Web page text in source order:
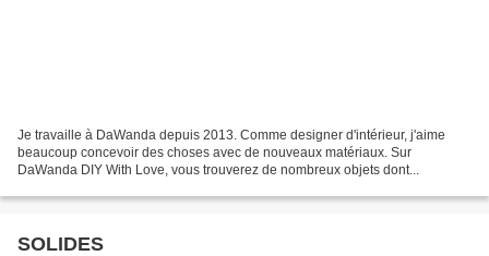
Je travaille à DaWanda depuis 2013. Comme designer d'intérieur, j'aime
beaucoup concevoir des choses avec de nouveaux matériaux. Sur
DaWanda DIY With Love, vous trouverez de nombreux objets dont...
SOLIDES